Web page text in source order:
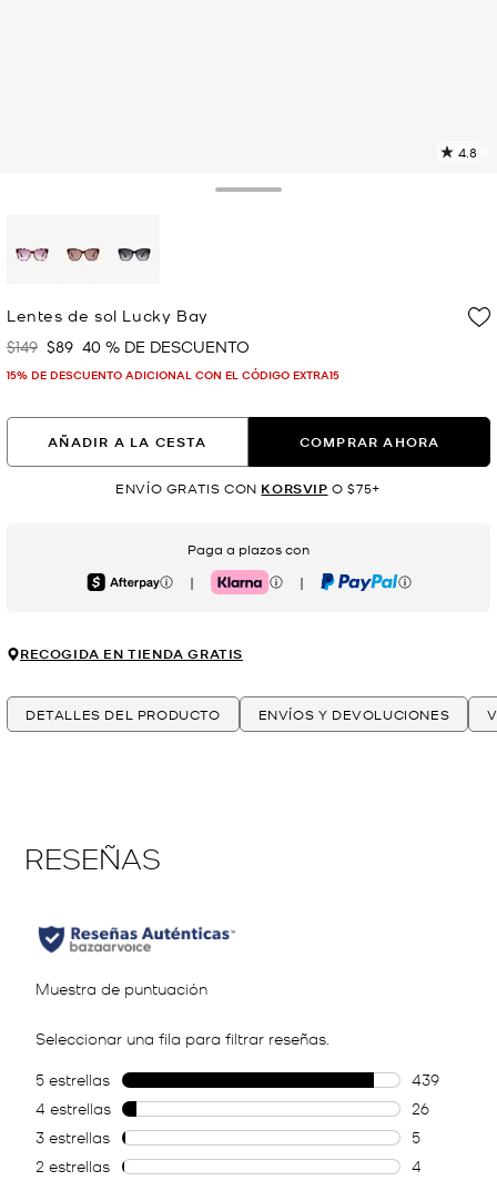
4.8
Lentes de sol Lucky Bay
Era
$149 Ahora
$89 40 % DE DESCUENTO
15% DE DESCUENTO ADICIONAL CON EL CÓDIGO EXTRA15
AÑADIR A LA CESTA COMPRAR AHORA
ENVÍO GRATIS CON KORSVIP O $75+
Paga a plazos con
Afterpay | Klarna | PayPal
RECOGIDA EN TIENDA GRATIS
DETALLES DEL PRODUCTO ENVÍOS Y DEVOLUCIONES